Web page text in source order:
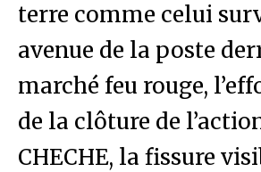
terre comme celui
avenue de la poste
marché feu rouge,
de la clôture de
CHECHE, la fissure